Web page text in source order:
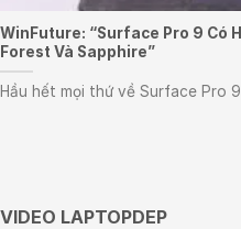
WinFuture: “Surface Pro 9 Có
Forest Và Sapphire”
Hầu hết mọi thứ về Surface Pro
VIDEO LAPTOPDEP